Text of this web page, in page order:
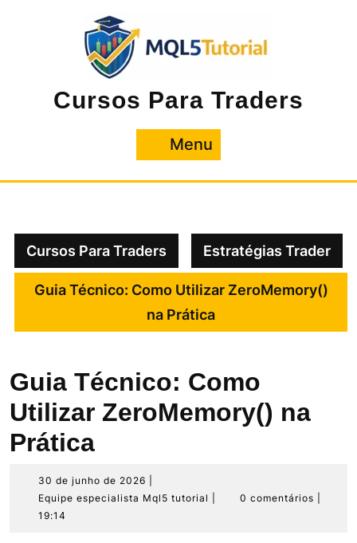
Cursos Para Traders
Menu
Cursos Para Traders Estratégias Trader
Guia Técnico: Como Utilizar ZeroMemory()
na Prática
Guia Técnico: Como
Utilizar ZeroMemory() na
Prática
30 de junho de 2026
de
Equipe especialista Mql5 tutorial
Equipe0 comentários
19:14